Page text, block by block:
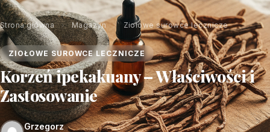
Strona główna › Magazyn › Ziołowe surowce lecznicze
ZIOŁOWE SUROWCE LECZNICZE
Korzeń ipekakuany – Właściwości i
Zastosowanie
Grzegorz